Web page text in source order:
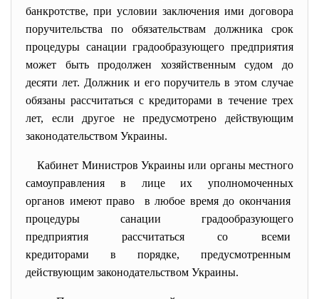
банкротстве, при условии заключения ими договора
поручительства по обязательствам должника срок
процедуры санации градообразующего предприятия
может быть продолжен хозяйственным судом до
десяти лет. Должник и его поручитель в этом случае
обязаны рассчитаться с кредиторами в течение трех
лет, если другое не предусмотрено действующим
законодательством Украины.
Кабинет Министров Украины или органы местного
самоуправления в лице их уполномоченных
органов имеют право в любое время до окончания
процедуры санации градообразующего
предприятия рассчитаться со всеми
кредиторами в порядке, предусмотренным
действующим законодательством Украины.